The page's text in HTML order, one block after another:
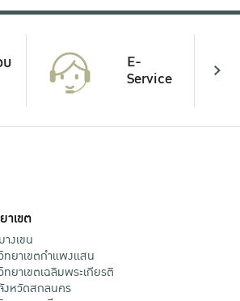
E-
Service
าเขต
บางเขน
ทยาเขตกําแพงแสน
ทยาเขตเฉลิมพระเกียรติ
งหวัดสกลนคร